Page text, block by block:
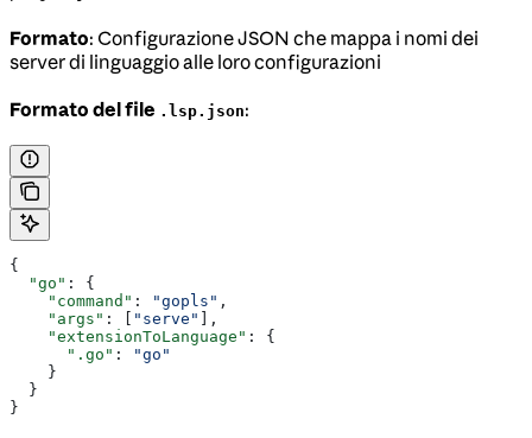
Formato: Configurazione JSON che mappa i nomi dei
server di linguaggio alle loro configurazioni
Formato del file .lsp.json:
{
  "go"
: {
    "command"
: "gopls" ,
    "args"
: [ "serve" ],
    "extensionToLanguage"
: {
      ".go"
:
"go"
    }
  }
}